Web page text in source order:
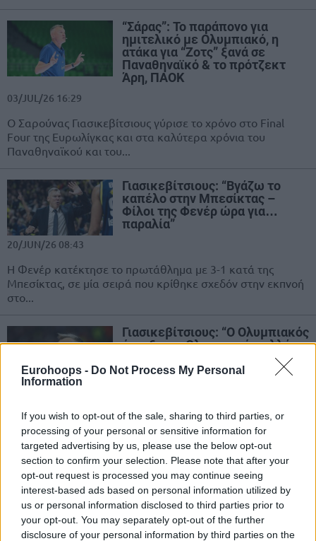
Eurohoops - Do Not Process My Personal
Information
If you wish to opt-out of the sale, sharing to third parties, or
processing of your personal or sensitive information for
targeted advertising by us, please use the below opt-out
section to confirm your selection. Please note that after your
opt-out request is processed you may continue seeing
interest-based ads based on personal information utilized by
us or personal information disclosed to third parties prior to
your opt-out. You may separately opt-out of the further
disclosure of your personal information by third parties on the
“Σάρας”: Το παράπονο για
ημιτελικό με Ολυμπιακό, η
ατάκα για “Ζοτς” ξανά σε
Παναθηναϊκό & το πρότζεκτ
Άρη, ΠΑΟΚ
03/JUL/26 16:29
Ο Σαρούνας Γιασικεβίτσιους γύρισε το χρόνο στο Final
Four της Ευρωλίγκας και στα καλύτερα χρόνια του
Παναθηναϊκού και του...
Γιασικεβίτσιους: “Βγάζω το
καπέλο στην Μπεσίκτας –
Φίλοι της Φενέρ ώρα για…
παραλία”
20/JUN/26 08:43
Η Φενέρ κατέκτησε το πρωτάθλημα με 3-1 κατά της
Μπεσίκτας, σε μία σειρά που κρίθηκε σχεδόν στην εκπνοή
στο...
Γιασικεβίτσιους: “Ο Ολυμπιακός
έπαιξε ως Ολυμπιακός, αλλά κι
εμείς… σπάσαμε τα στεφάνια!”
22/MAY/26 20:59
Ολυμπιακού, αν και τόνισε πως η "Φενέρ" ήταν κακή
επιθετικά, ενώ "κατήγγειλε" πως...
Μπαρτζώκας vs.
Γιασικεβίτσιους: Η… ισοπαλία
σε συμμετοχές & τίτλους σε
Final Four
22/MAY/26 08:45